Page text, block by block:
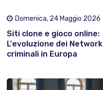
Domenica, 24 Maggio 2026
Siti clone e gioco online:
L'evoluzione dei Network
criminali in Europa